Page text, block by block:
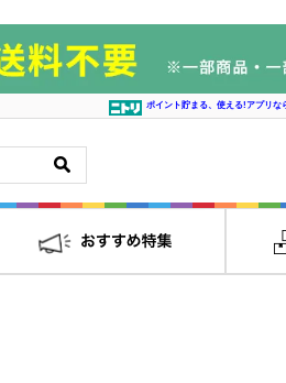
ポイント貯まる、使える!アプリな